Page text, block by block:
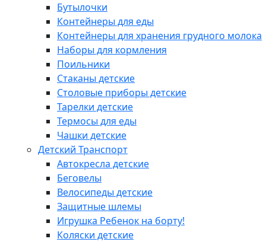
Бутылочки
Контейнеры для еды
Контейнеры для хранения грудного молока
Наборы для кормления
Поильники
Стаканы детские
Столовые приборы детские
Тарелки детские
Термосы для еды
Чашки детские
Детский Транспорт
Автокресла детские
Беговелы
Велосипеды детские
Защитные шлемы
Игрушка Ребенок на борту!
Коляски детские